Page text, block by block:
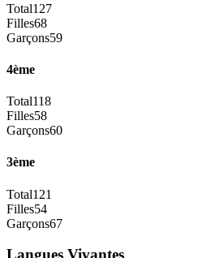
Total127
Filles68
Garçons59
4ème
Total118
Filles58
Garçons60
3ème
Total121
Filles54
Garçons67
Langues Vivantes